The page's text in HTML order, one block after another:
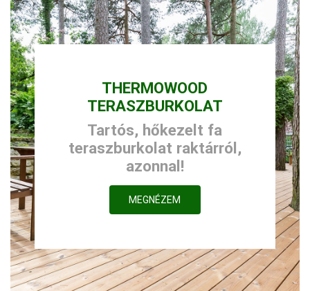
THERMOWOOD
TERASZBURKOLAT
Tartós, hőkezelt fa
teraszburkolat raktárról,
azonnal!
MEGNÉZEM